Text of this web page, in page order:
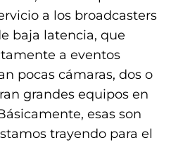
a los broadcasters
baja latencia, que
a eventos
pocas cámaras, dos o
grandes equipos en
esas son
trayendo para el